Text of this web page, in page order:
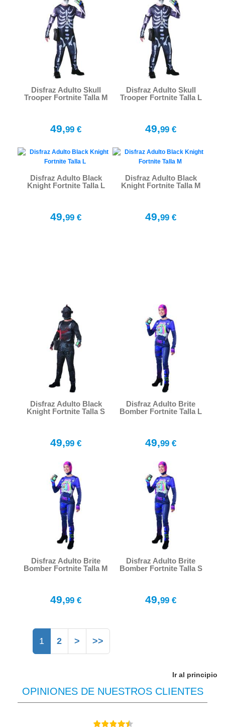
Disfraz Adulto Skull
Trooper Fortnite Talla M
49,99 €
Disfraz Adulto Skull
Trooper Fortnite Talla L
49,99 €
Disfraz Adulto Black
Knight Fortnite Talla L
49,99 €
Disfraz Adulto Black
Knight Fortnite Talla M
49,99 €
Disfraz Adulto Black
Knight Fortnite Talla S
49,99 €
Disfraz Adulto Brite
Bomber Fortnite Talla L
49,99 €
Disfraz Adulto Brite
Bomber Fortnite Talla M
49,99 €
Disfraz Adulto Brite
Bomber Fortnite Talla S
49,99 €
1 2 > >>
Ir al principio
OPINIONES DE NUESTROS CLIENTES